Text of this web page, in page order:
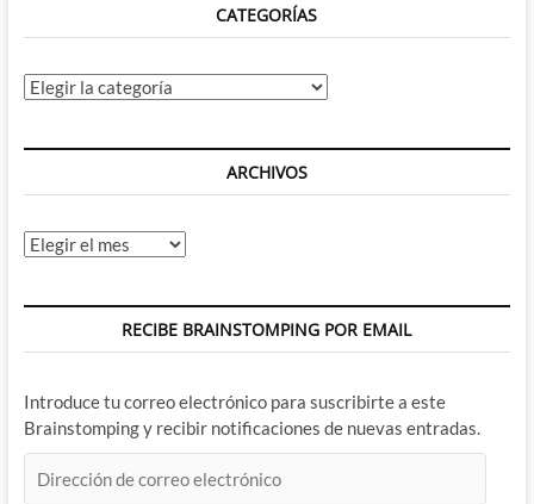
CATEGORÍAS
Categorías
ARCHIVOS
Archivos
RECIBE BRAINSTOMPING POR EMAIL
Introduce tu correo electrónico para suscribirte a este
Brainstomping y recibir notificaciones de nuevas entradas.
de